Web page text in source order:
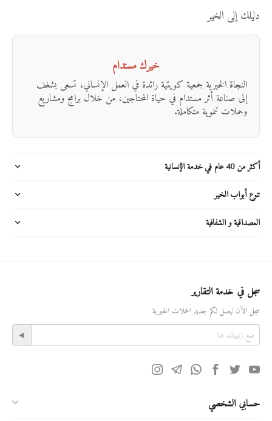
دليلك إلى الخير
خيرك مستدام
النجاة الخيرية جمعية كويتية رائدة في العمل الإنساني، تسعى بشغف
إلى صناعة أثر مستدام في حياة المحتاجين، من خلال برامج ومشاريع
وحملات تنموية متكاملة.
أكثر من 40 عام في خدمة الإنسانية
تنوع أبواب الخير
المصداقية و الشفافية
سجل في خدمة التقارير
سجل الآن ليصل لكم جديد الحملات الخيرية
حسابي الشخصي